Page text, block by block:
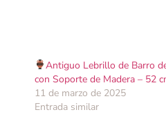
Antiguo Lebrillo de Barro
con Soporte de Madera – 52
11 de marzo de 2025
Entrada similar